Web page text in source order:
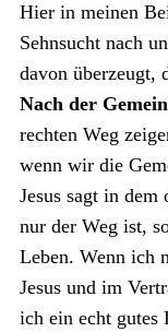
Hier in meinen
Sehnsucht nach
davon überzeugt,
Nach der
rechten Weg
wenn wir die
Jesus sagt in dem
nur der Weg ist,
Leben. Wenn ich
Jesus und im
ich ein echt gutes